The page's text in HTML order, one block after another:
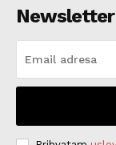
Newsletter